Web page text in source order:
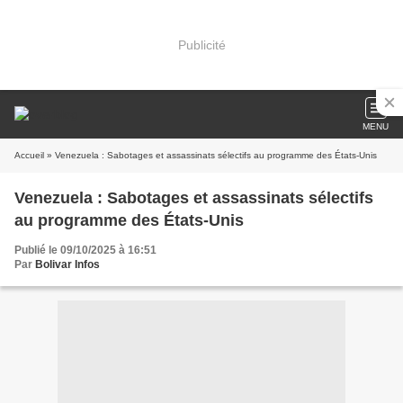
Publicité
MENU
Accueil » Venezuela : Sabotages et assassinats sélectifs au programme des États-Unis
Venezuela : Sabotages et assassinats sélectifs
au programme des États-Unis
Publié le 09/10/2025 à 16:51
Par Bolivar Infos